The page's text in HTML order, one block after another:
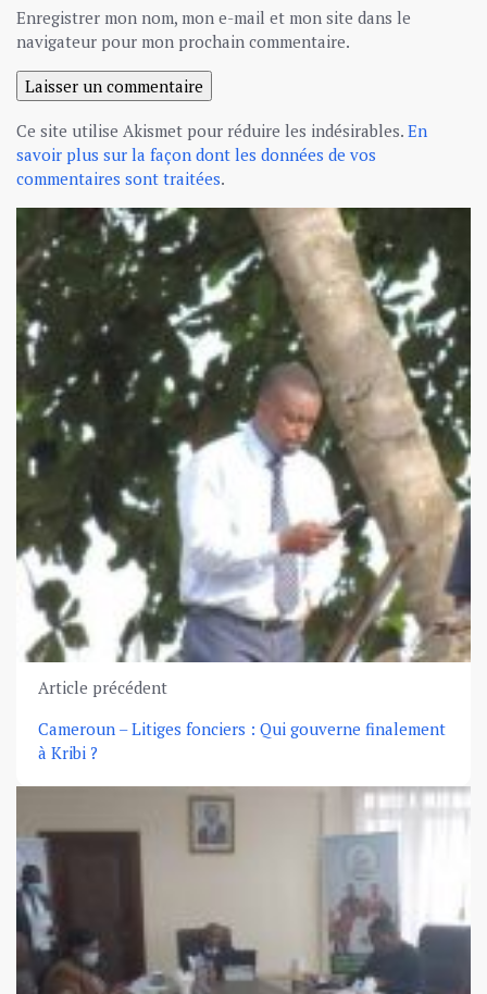
Enregistrer mon nom, mon e-mail et mon site dans le
navigateur pour mon prochain commentaire.
Ce site utilise Akismet pour réduire les indésirables. En
savoir plus sur la façon dont les données de vos
commentaires sont traitées.
Article précédent
Cameroun – Litiges fonciers : Qui gouverne finalement
à Kribi ?